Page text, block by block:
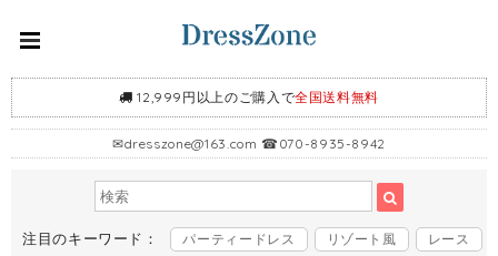
12,999円以上のご購入で全国送料無料
✉dresszone@163.com ☎070-8935-8942
注目のキーワード： パーティードレス リゾート風
レース